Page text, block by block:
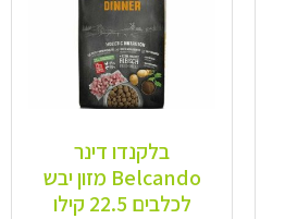
בלקנדו דינר
Belcando מזון יבש
לכלבים 22.5 קילו